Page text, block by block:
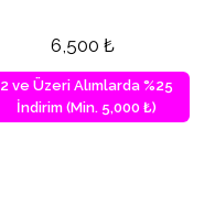
6,500 ₺
2 ve Üzeri Alımlarda %25
İndirim (Min. 5,000 ₺)